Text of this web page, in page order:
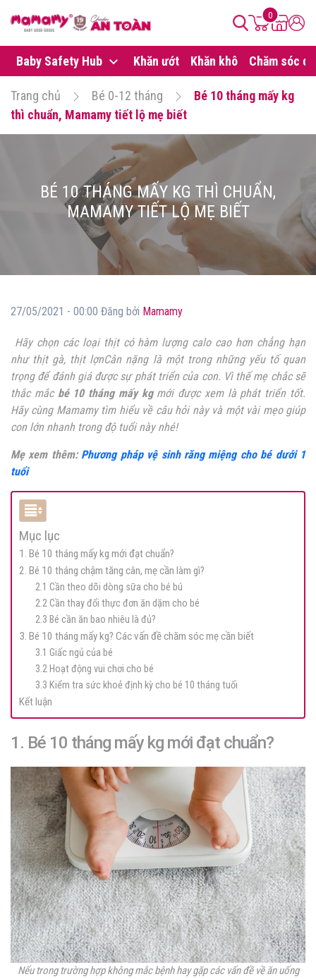
0
Baby Safety Hub Khăn ướt Khăn khô Chăm sóc da
Trang chủ Bé 0-12 tháng
Bé 10 tháng mấy kg
thì chuẩn, Mamamy tiết lộ mẹ biết
BÉ 10 THÁNG MẤY KG THÌ CHUẨN,
MAMAMY TIẾT LỘ MẸ BIẾT
27/05/2021 - 00:00 Đăng bởi Mamamy
Hãy chọn các loại thịt có hàm lượng calo cao hơn chẳng hạn
như thịt gà, thịt lợnCân nặng là một trong những yếu tố quan
trọng để đánh giá được sự phát triển của con. Vì thế mẹ chắc sẽ
thắc mắc bé 10 tháng mấy kgmới được xem là phát triển tốt.
Hãy cùng Mamamy tìm hiểu về câu hỏi này và một vài mẹo giúp
con lớn nhanh trong độ tuổi này nhé!
Mẹ xem thêm: Phương pháp vệ sinh răng miệng cho bé dưới 1
tuổi
Mục lục
1. Bé 10 tháng mấy kg mới đạt chuẩn?
2. Bé 10 tháng chậm tăng cân, mẹ cần làm gì?
2.1 Cần theo dõi dòng sữa cho bé bú
2.2 Cần thay đổi thực đơn ăn dặm cho bé
2.3 Bé cần ăn bao nhiêu là đủ?
3. Bé 10 tháng mấy kg? Các vấn đề chăm sóc mẹ cần biết
3.1 Giấc ngủ của bé
3.2 Hoạt động vui chơi cho bé
3.3 Kiểm tra sức khoẻ định kỳ cho bé 10 tháng tuổi
Kết luận
1. Bé 10 tháng mấy kg mới đạt chuẩn?
Nếu trong trường hợp không mắc bệnh hay gặp các vấn đề về ăn uống